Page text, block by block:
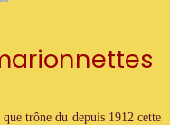
trône du depuis 1912 cette